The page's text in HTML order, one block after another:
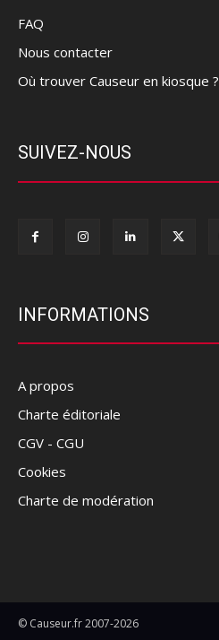
FAQ
Nous contacter
Où trouver Causeur en kiosque ?
SUIVEZ-NOUS
INFORMATIONS
A propos
Charte éditoriale
CGV - CGU
Cookies
Charte de modération
© Causeur.fr 2007-2026